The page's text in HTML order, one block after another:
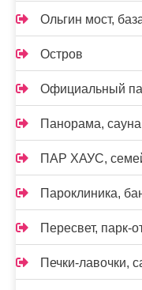
Ольгин мост,
Остров
Официальный
Панорама, сауна
ПАР ХАУС,
Пароклиника,
Пересвет, парк-
Печки-лавочки,